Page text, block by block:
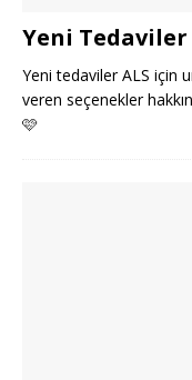
Yeni
Yeni tedaviler ALS için
veren seçenekler
🩷